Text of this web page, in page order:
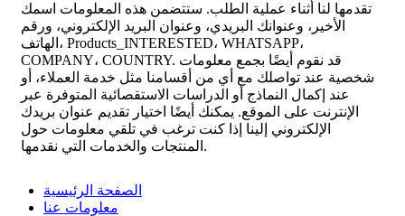
تقدمها لنا أثناء عملية الطلب. ستتضمن هذه المعلومات اسمك
الأخير، وعنوانك البريدي، وعنوان البريد الإلكتروني، ورقم
الهاتف، Products_INTERESTED، WHATSAPP،
COMPANY، COUNTRY. قد نقوم أيضًا بجمع معلومات
شخصية عند تواصلك مع أي من أقسامنا مثل خدمة العملاء، أو
عند إكمال النماذج أو الدراسات الاستقصائية المتوفرة عبر
الإنترنت على الموقع. يمكنك أيضًا اختيار تقديم عنوان بريدك
الإلكتروني إلينا إذا كنت ترغب في تلقي معلومات حول
المنتجات والخدمات التي نقدمها.
الصفحة الرئيسية
معلومات عنا